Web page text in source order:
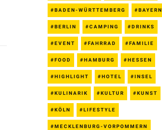
BADEN-WÜRTTEMBERG BAYERN
BERLIN CAMPING DRINKS
EVENT FAHRRAD FAMILIE
FOOD HAMBURG HESSEN
HIGHLIGHT HOTEL INSEL
KULINARIK KULTUR KUNST
KÖLN LIFESTYLE
MECKLENBURG-VORPOMMERN